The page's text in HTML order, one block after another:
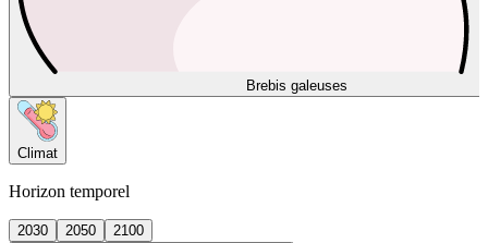
Brebis galeuses
Climat
Horizon temporel
2030 2050
2100